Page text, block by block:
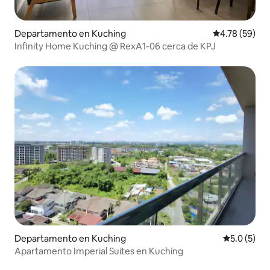
Departamento en Kuching Calificación
4.78 (59)
Infinity Home Kuching @ RexA1-06 cerca de KPJ
Departamento en Kuching
5.0 (5)
Apartamento Imperial Suites en Kuching